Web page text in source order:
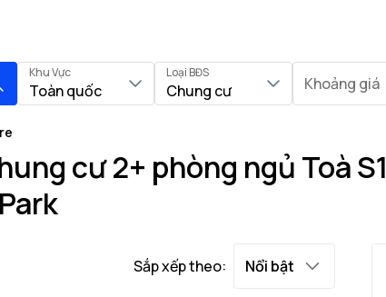
Khu Vực
Toàn quốc
Loại BĐS
Chung cư Khoảng giá
cư 2+ phòng ngủ Toà
Sắp xếp theo: Nổi bật